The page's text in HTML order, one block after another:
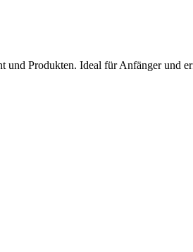
und Produkten. Ideal für Anfänger und